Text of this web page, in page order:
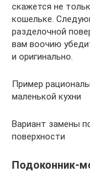
скажется не
кошельке.
разделочной
вам воочию
и оригинально.
Пример
маленькой кухни
Вариант замены
поверхности
Подоконник-